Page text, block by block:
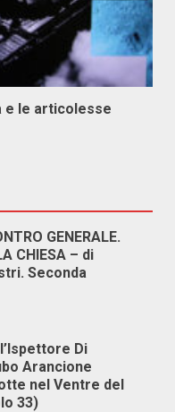
e le articolesse
GENERALE.
CHIESA – di
Seconda
Di
Arancione
nel Ventre del
33)